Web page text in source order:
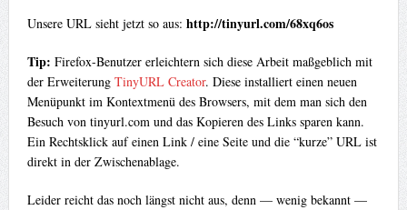
Unsere URL sieht jetzt so aus: http://tinyurl.com/68xq6os
Tip: Firefox-Benutzer erleichtern sich diese Arbeit maßgeblich mit
der Erweiterung TinyURL Creator. Diese installiert einen neuen
Menüpunkt im Kontextmenü des Browsers, mit dem man sich den
Besuch von tinyurl.com und das Kopieren des Links sparen kann.
Ein Rechtsklick auf einen Link / eine Seite und die “kurze” URL ist
direkt in der Zwischenablage.
Leider reicht das noch längst nicht aus, denn — wenig bekannt —